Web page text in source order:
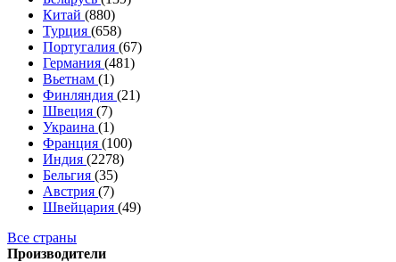
Китай (880)
Турция (658)
Португалия (67)
Германия (481)
Вьетнам (1)
Финляндия (21)
Швеция (7)
Украина (1)
Франция (100)
Индия (2278)
Бельгия (35)
Австрия (7)
Швейцария (49)
Все страны
Производители